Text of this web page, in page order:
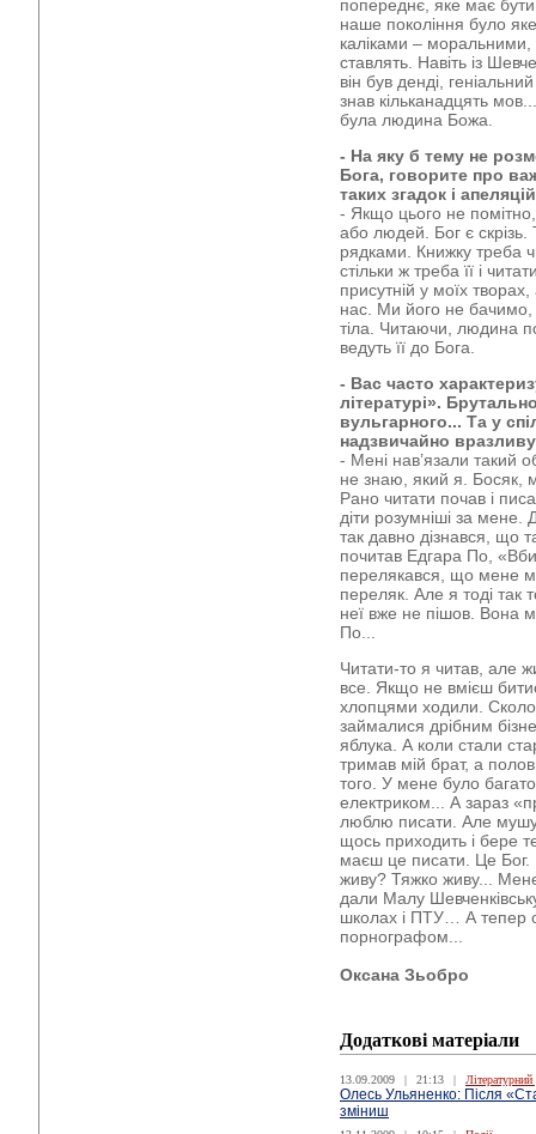
попереднє, яке має
наше покоління було
каліками – моральними,
ставлять. Навіть із
він був денді,
знав кільканадцять
була людина Божа.
- На яку б тему не
Бога, говорите про
таких згадок і
- Якщо цього не
або людей. Бог є скрізь.
рядками. Книжку треба
стільки ж треба її і
присутній у моїх
нас. Ми його не бачимо,
тіла. Читаючи, людина
ведуть її до Бога.
- Вас часто
літературі».
вульгарного... Та у
надзвичайно
- Мені нав’язали такий
не знаю, який я. Босяк,
Рано читати почав і
діти розумніші за
так давно дізнався, що
почитав Едгара По,
перелякався, що мене
переляк. Але я тоді так
неї вже не пішов. Вона
По...
Читати-то я читав, але
все. Якщо не вмієш
хлопцями ходили.
займалися дрібним
яблука. А коли стали
тримав мій брат, а
того. У мене було
електриком... А зараз
люблю писати. Але
щось приходить і бере
маєш це писати. Це
живу? Тяжко живу...
дали Малу
школах і ПТУ… А тепер
порнографом...
Оксана Зьобро
Додаткові матеріали
13.09.2009 | 21:13 |
Олесь Ульяненко: Після
зміниш